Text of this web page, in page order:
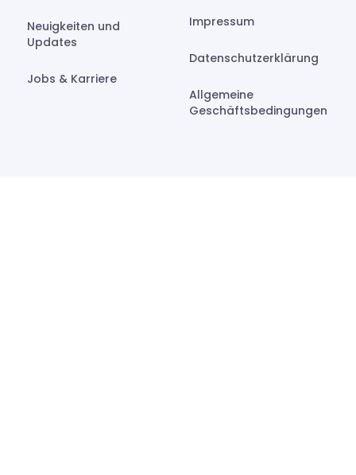
Neuigkeiten und
Updates
Jobs & Karriere
Impressum
Datenschutzerklärung
Allgemeine
Geschäftsbedingungen